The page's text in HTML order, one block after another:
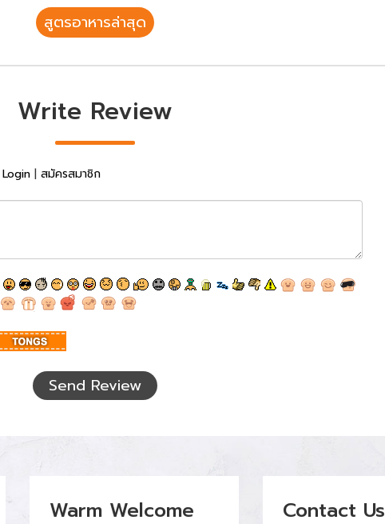
สูตรอาหารล่าสุด
Write Review
Login | สมัครสมาชิก
Send Review
Warm Welcome Contact Us